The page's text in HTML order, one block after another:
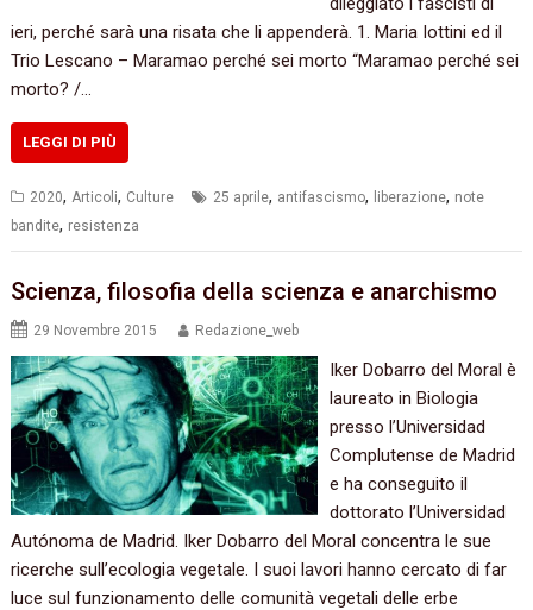
ieri, perché sarà una risata che li appenderà. 1. Maria Iottini ed il
Trio Lescano – Maramao perché sei morto “Maramao perché sei
morto? /…
LEGGI DI PIÙ
2020,Articoli, Culture 25 aprile, antifascismo, liberazione, note
bandite, resistenza
Scienza,‭ ‬filosofia della scienza e anarchismo
29 Novembre 2015 Redazione_web
Iker Dobarro del Moral è
laureato in Biologia
presso l’Universidad
Complutense de Madrid
e ha conseguito il
dottorato l’Universidad
Autónoma de Madrid. Iker Dobarro del Moral concentra le sue
ricerche sull’ecologia vegetale.‭ ‬I suoi lavori hanno cercato di far
luce sul funzionamento delle comunità vegetali delle erbe